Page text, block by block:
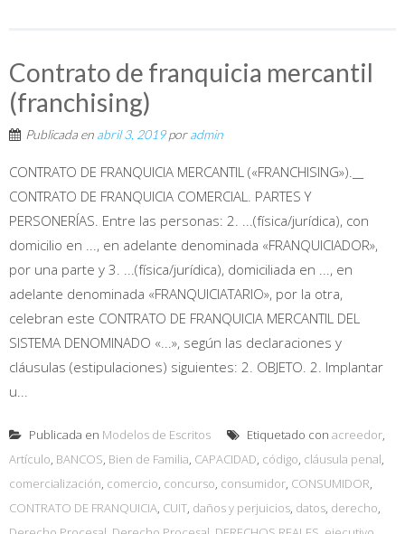
Contrato de franquicia mercantil
(franchising)
Publicada en abril 3, 2019poradmin
CONTRATO DE FRANQUICIA MERCANTIL («FRANCHISING»).__
CONTRATO DE FRANQUICIA COMERCIAL. PARTES Y
PERSONERÍAS. Entre las personas: 2. ...(física/jurídica), con
domicilio en ..., en adelante denominada «FRANQUICIADOR»,
por una parte y 3. ...(física/jurídica), domiciliada en ..., en
adelante denominada «FRANQUICIATARIO», por la otra,
celebran este CONTRATO DE FRANQUICIA MERCANTIL DEL
SISTEMA DENOMINADO «...», según las declaraciones y
cláusulas (estipulaciones) siguientes: 2. OBJETO. 2. Implantar
u...
Publicada en Modelos de Escritos Etiquetado con acreedor,
Artículo, BANCOS, Bien de Familia, CAPACIDAD, código, cláusula penal,
comercialización, comercio, concurso, consumidor, CONSUMIDOR,
CONTRATO DE FRANQUICIA, CUIT, daños y perjuicios, datos, derecho,